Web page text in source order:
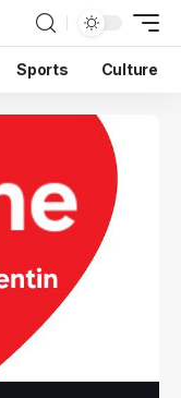
Sports Culture